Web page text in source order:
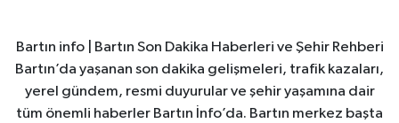
Bartın info | Bartın Son Dakika Haberleri ve Şehir Rehberi
Bartın’da yaşanan son dakika gelişmeleri, trafik kazaları,
yerel gündem, resmi duyurular ve şehir yaşamına dair
tüm önemli haberler Bartın İnfo’da. Bartın merkez başta